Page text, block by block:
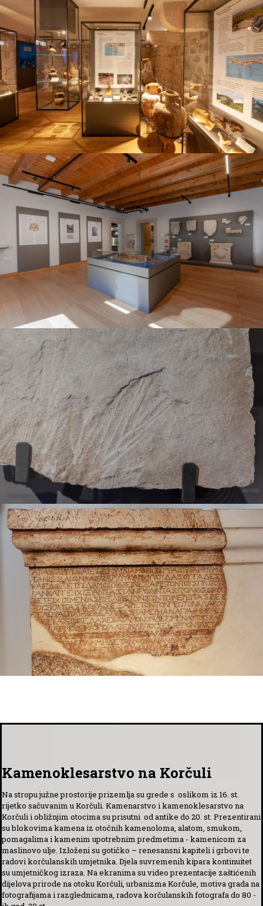
Kamenoklesarstvo na Korčuli
Na stropu južne prostorije prizemlja su grede s oslikom iz 16. st.
rijetko sačuvanim u Korčuli. Kamenarstvo i kamenoklesarstvo na
Korčuli i obližnjim otocima su prisutni od antike do 20. st. Prezentirani
su blokovima kamena iz otočnih kamenoloma, alatom, smukom,
pomagalima i kamenim upotrebnim predmetima - kamenicom za
maslinovo ulje. Izloženi su gotičko – renesansni kapiteli i grbovi te
radovi korčulanskih umjetnika. Djela suvremenih kipara kontinuitet
su umjetničkog izraza. Na ekranima su video prezentacije zaštićenih
dijelova prirode na otoku Korčuli, urbanizma Korčule, motiva grada na
fotografijama i razglednicama, radovakorčulanskih fotografa do 80 -